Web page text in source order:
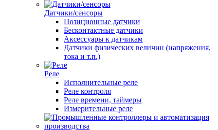
Датчики/сенсоры
Позиционные датчики
Бесконтактные датчики
Аксессуары к датчикам
Датчики физических величин (напряжения,
тока и т.п.)
Реле
Исполнительные реле
Реле контроля
Реле времени, таймеры
Измерительные реле